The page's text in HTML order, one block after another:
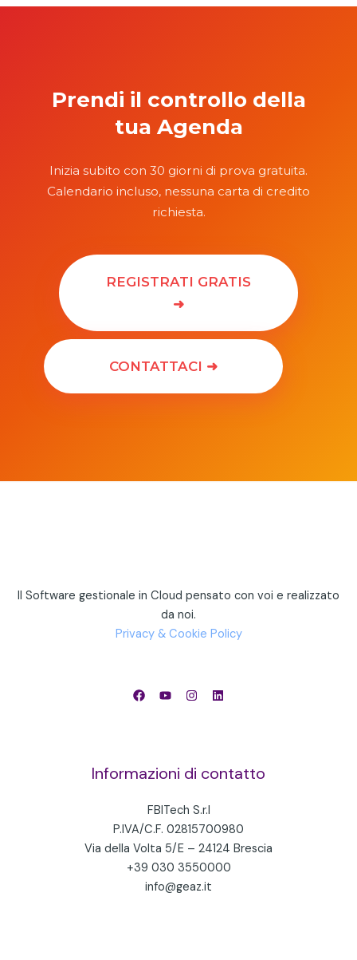
Prendi il controllo della
tua Agenda
Inizia subito con 30 giorni di prova gratuita.
Calendario incluso, nessuna carta di credito
richiesta.
REGISTRATI GRATIS
➜
CONTATTACI ➜
Il Software gestionale in Cloud pensato con voi e realizzato
da noi.
Privacy & Cookie Policy
Informazioni di contatto
FBITech S.r.l
P.IVA/C.F. 02815700980
Via della Volta 5/E – 24124 Brescia
+39 030 3550000
info@geaz.it